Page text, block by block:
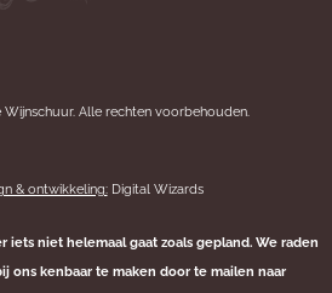
Alle rechten voorbehouden.
& ontwikkeling:Digital Wizards
iets niet helemaal gaat zoals gepland. We raden
ons kenbaar te maken door te mailen naar